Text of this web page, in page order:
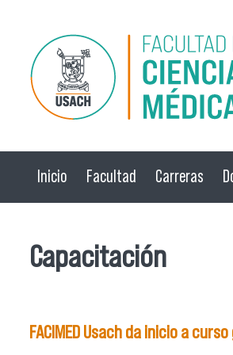
Pasar al contenido principal
Inicio Facultad Carreras
Capacitación
FACIMED Usach da inicio a